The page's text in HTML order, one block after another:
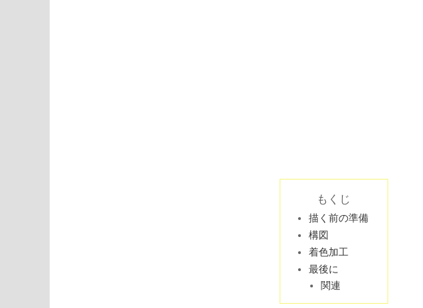
もくじ
描く前の準備
構図
着色加工
最後に
関連